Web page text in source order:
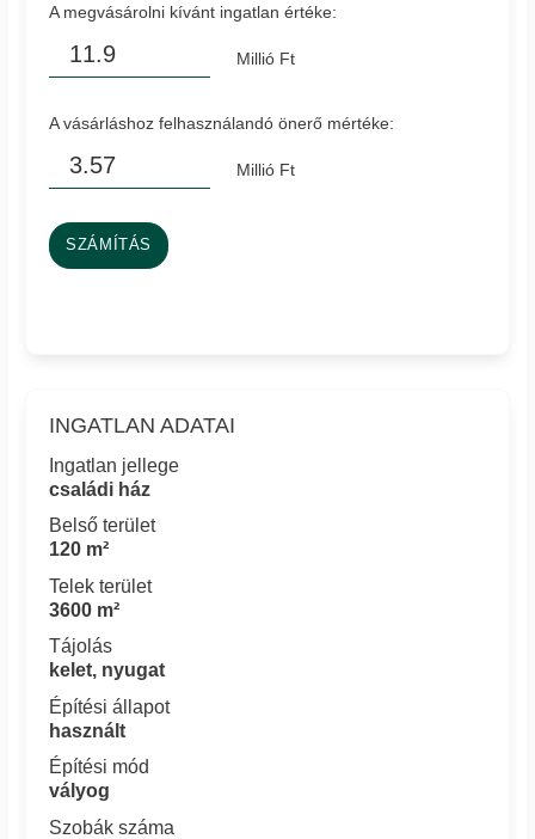
A megvásárolni kívánt ingatlan értéke:
Millió Ft
A vásárláshoz felhasználandó önerő mértéke:
Millió Ft
SZÁMÍTÁS
INGATLAN ADATAI
Ingatlan jellege
családi ház
Belső terület
120 m²
Telek terület
3600 m²
Tájolás
kelet, nyugat
Építési állapot
használt
Építési mód
vályog
Szobák száma